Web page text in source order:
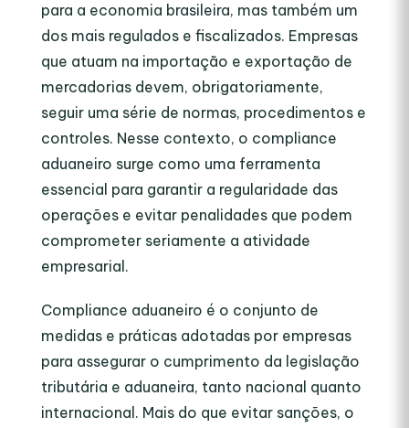
para a economia brasileira, mas também um
dos mais regulados e fiscalizados. Empresas
que atuam na importação e exportação de
mercadorias devem, obrigatoriamente,
seguir uma série de normas, procedimentos e
controles. Nesse contexto, o compliance
aduaneiro surge como uma ferramenta
essencial para garantir a regularidade das
operações e evitar penalidades que podem
comprometer seriamente a atividade
empresarial.
Compliance aduaneiro é o conjunto de
medidas e práticas adotadas por empresas
para assegurar o cumprimento da legislação
tributária e aduaneira, tanto nacional quanto
internacional. Mais do que evitar sanções, o